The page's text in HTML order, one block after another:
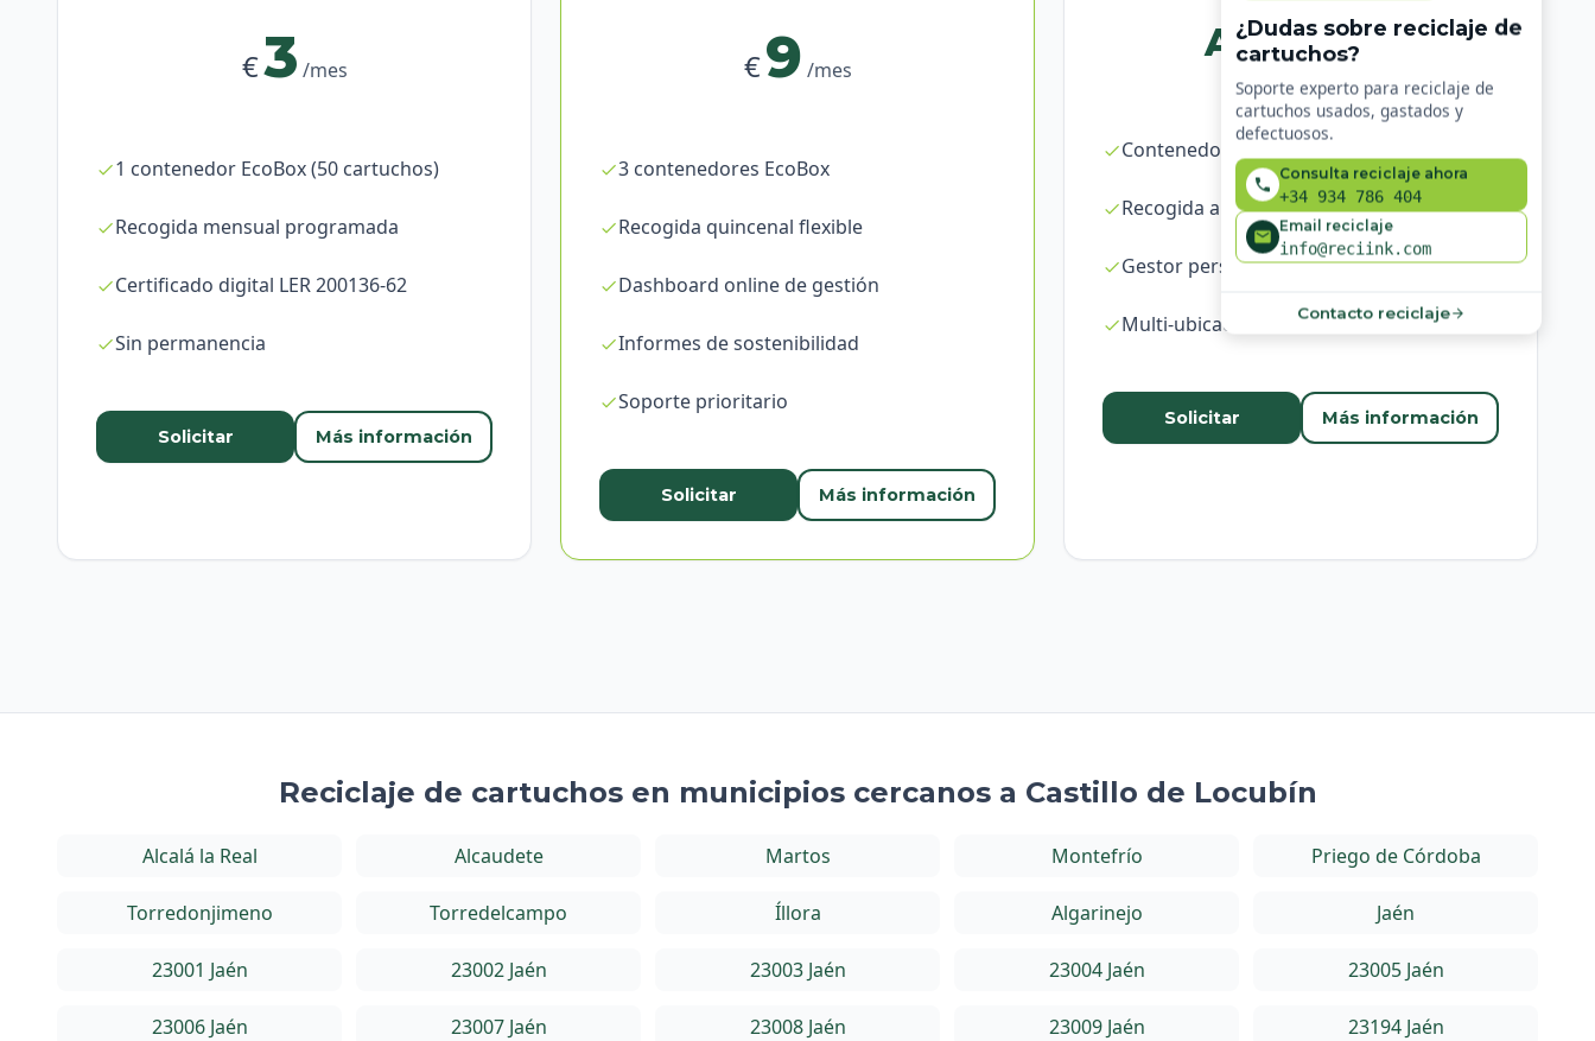
€3 /mes
1 contenedor EcoBox (50 cartuchos)
Recogida mensual programada
Certificado digital LER 200136-62
Sin permanencia
Solicitar Más información
€9 /mes
3 contenedores EcoBox
Recogida quincenal flexible
Dashboard online de gestión
Informes de sostenibilidad
Soporte prioritario
Solicitar Más información
A medida
Contenedores ilimitados
Recogida a demanda en 24-48h
Gestor personal dedicado
Multi-ubicación
Solicitar Más información
Reciclaje de cartuchos en municipios cercanos a Castillo de Locubín
Alcalá la Real Alcaudete Martos Montefrío Priego de Córdoba
Torredonjimeno Torredelcampo Íllora Algarinejo Jaén
23001 Jaén 23002 Jaén 23003 Jaén 23004 Jaén 23005 Jaén
23006 Jaén 23007 Jaén 23008 Jaén 23009 Jaén 23194 Jaén
¿Dudas sobre reciclaje de
cartuchos?
Soporte experto para reciclaje de
cartuchos usados, gastados y
defectuosos.
Consulta reciclaje ahora
+34 934 786 404
Email reciclaje
info@reciink.com
Contacto reciclaje